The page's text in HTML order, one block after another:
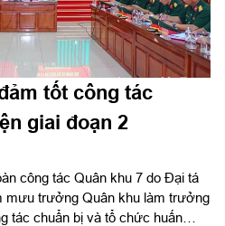
tốt công tác
giai đoạn 2
công tác Quân khu 7 do Đại tá
mưu trưởng Quân khu làm trưởng
tác chuẩn bị và tổ chức huấn